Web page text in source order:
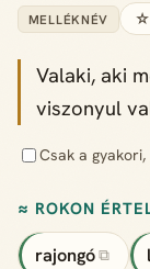
MELLÉKNÉV ☆
Valaki, aki
viszonyul
Csak a
≈ ROKON
rajongó ⧉